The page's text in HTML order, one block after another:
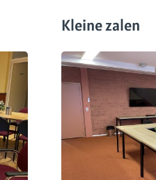
Kleine zalen